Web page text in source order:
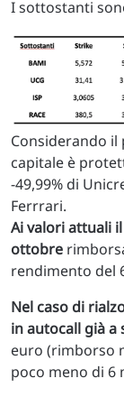
I sottostanti
Considerando
capitale è
-49,99% di
Ferrrari.
Ai valori attuali
ottobre
rendimento del
Nel caso di
in autocall già a
euro (rimborso
poco meno di 6